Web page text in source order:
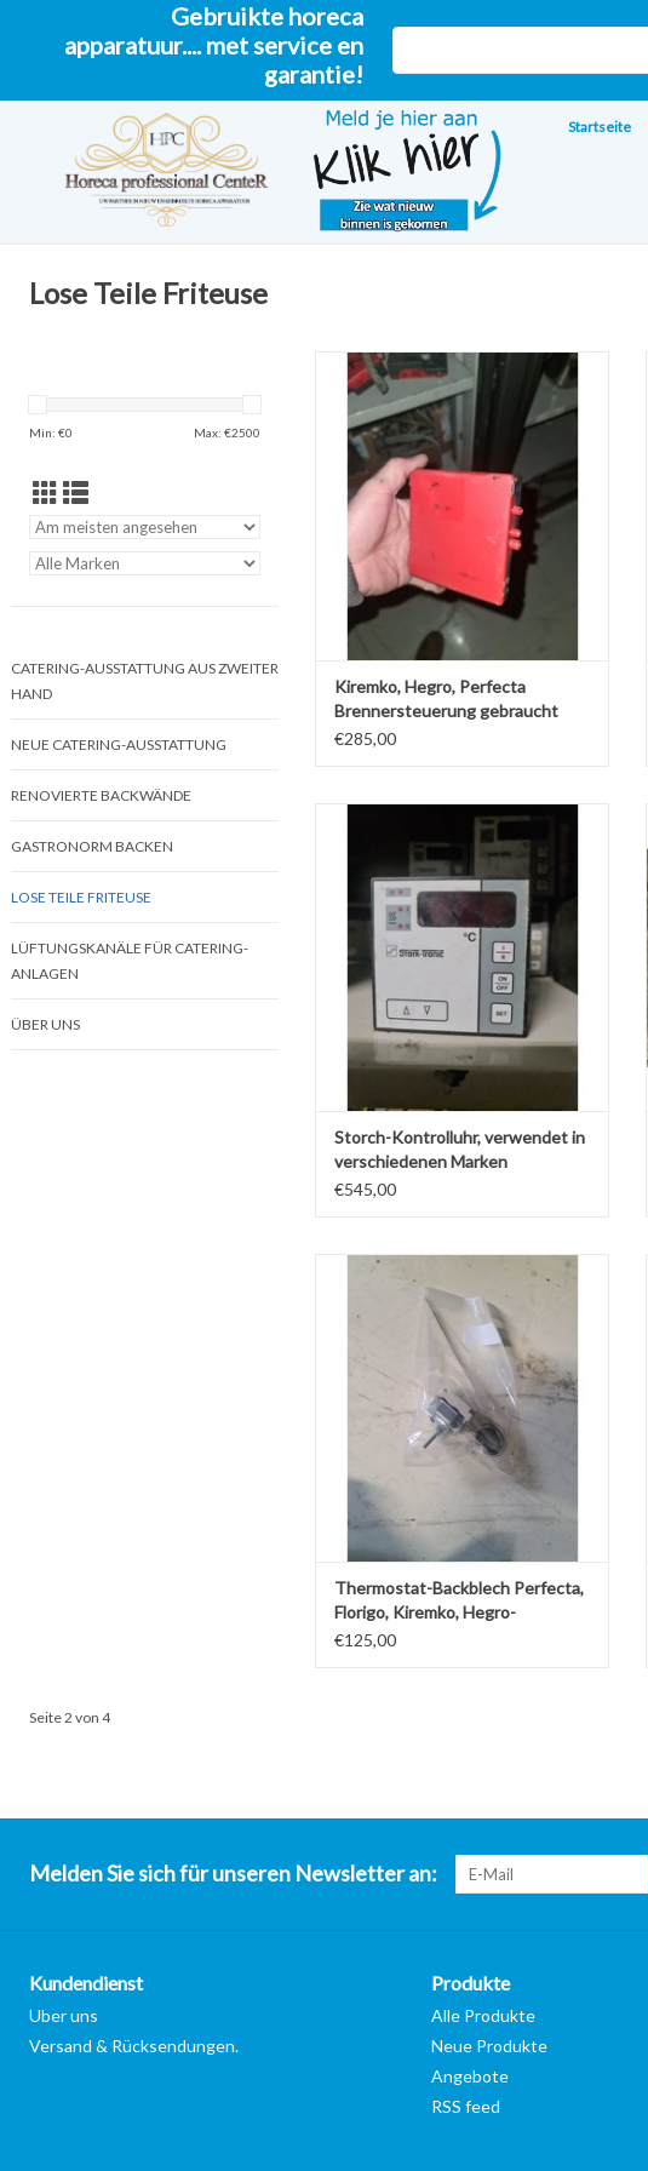
Gebruikte horeca
apparatuur.... met service en
garantie!
Startseite
Lose Teile Friteuse
Min: €0 Max: €2500
CATERING-AUSSTATTUNG AUS ZWEITER
HAND
NEUE CATERING-AUSSTATTUNG
RENOVIERTE BACKWÄNDE
GASTRONORM BACKEN
LOSE TEILE FRITEUSE
LÜFTUNGSKANÄLE FÜR CATERING-
ANLAGEN
ÜBER UNS
Kiremko, Hegro, Perfecta
Brennersteuerung gebraucht
Kiremko, Hegro, Perfecta
Brennersteuerung gebraucht
€285,00
Storch-Kontrolluhr, verwendet in
verschiedenen Marken
Storch-Kontrolluhr, verwendet in
verschiedenen Marken
€545,00
Thermostat-Backblech Perfecta, Florigo,
Kiremko, Hegro-Backblech
Thermostat-Backblech Perfecta,
Florigo, Kiremko, Hegro-
Backblech
€125,00
Seite 2 von 4
Melden Sie sich für unseren Newsletter an:
Kundendienst
Uber uns
Versand & Rücksendungen.
Produkte
Alle Produkte
Neue Produkte
Angebote
RSS feed